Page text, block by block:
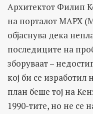
Архитектот Филип
на порталот МАРХ
објаснува дека
последиците на
зборуваат –
кој би се
план беше тој на
1990-тите, но не се